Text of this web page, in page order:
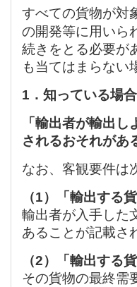
すべての貨物が対
の開発等に用いら
続きをとる必要が
も当てはまらない
1．知っている場
「輸出者が輸出
されるおそれがあ
なお、客観要件は
（1）「輸出する
輸出者が入手した
あることが記載さ
（2）「輸出する
その貨物の最終需